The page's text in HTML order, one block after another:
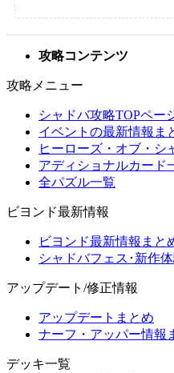
攻略コンテンツ
攻略メニュー
シャドバ攻略TOPペー
イベントの最新情報ま
ヒーローズ・オブ・シ
アディショナルカード
全パズル一覧
ビヨンド最新情報
ビヨンド最新情報まと
シャドバフェス･新作
アップデート/修正情報
アップデートまとめ
ナーフ・アッパー情報
デッキ一覧